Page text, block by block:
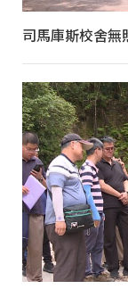
司馬庫斯校舍